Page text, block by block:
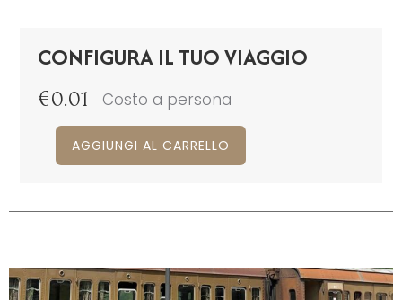
CONFIGURA IL TUO VIAGGIO
€0.01 Costo a persona
AGGIUNGI AL CARRELLO